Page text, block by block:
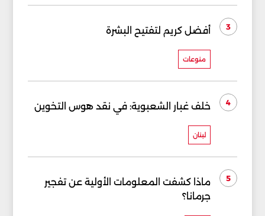
3 أفضل كريم لتفتيح البشرة
منوعات
4 خلف غبار الشعبوية: في نقد هوس التخوين
لبنان
5
ماذا كشفت المعلومات الأولية عن تفجير
جرمانا؟